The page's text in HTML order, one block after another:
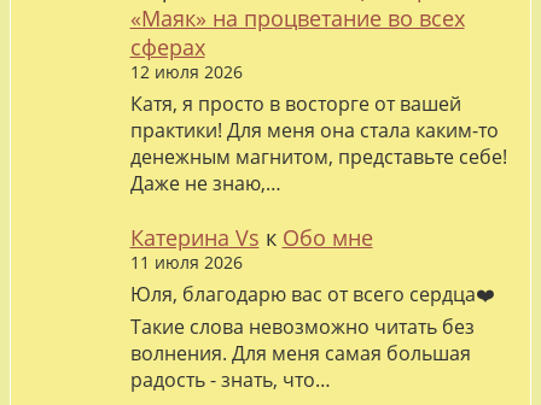
«Маяк» на процветание во всех
сферах
12 июля 2026
Катя, я просто в восторге от вашей
практики! Для меня она стала каким-то
денежным магнитом, представьте себе!
Даже не знаю,…
Катерина Vs к Обо мне
11 июля 2026
Юля, благодарю вас от всего сердца❤️
Такие слова невозможно читать без
волнения. Для меня самая большая
радость - знать, что…